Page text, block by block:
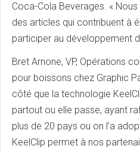
Coca-Cola Beverages. «
des articles qui contribuent à
participer au développement
Bret Arnone, VP, Opérations
pour boissons chez Graphic
côté que la technologie
partout ou elle passe, ayant
plus de 20 pays ou on l’a
KeelClip permet à nos